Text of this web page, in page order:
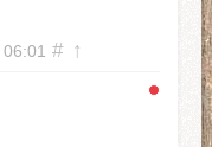
06:01 # ↑